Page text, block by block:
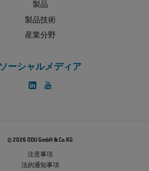
製品
製品技術
産業分野
ソーシャルメディア
© 2026 ODU GmbH & Co.KG
注意事項
法的通知事項